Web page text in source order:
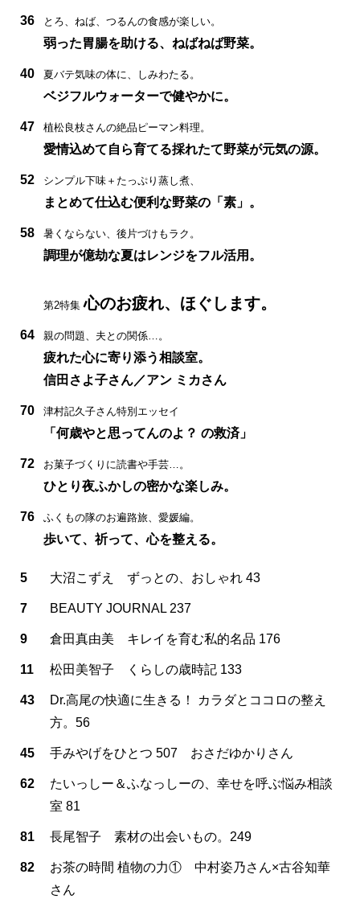
36 とろ、ねば、つるんの食感が楽しい。
弱った胃腸を助ける、ねばねば野菜。
40 夏バテ気味の体に、しみわたる。
ベジフルウォーターで健やかに。
47 植松良枝さんの絶品ピーマン料理。
愛情込めて自ら育てる採れたて野菜が元気の源。
52 シンプル下味＋たっぷり蒸し煮、
まとめて仕込む便利な野菜の「素」。
58 暑くならない、後片づけもラク。
調理が億劫な夏はレンジをフル活用。
第2特集 心のお疲れ、ほぐします。
64 親の問題、夫との関係…。
疲れた心に寄り添う相談室。
信田さよ子さん／アン ミカさん
70 津村記久子さん特別エッセイ
「何歳やと思ってんのよ？ の救済」
72 お菓子づくりに読書や手芸…。
ひとり夜ふかしの密かな楽しみ。
76 ふくもの隊のお遍路旅、愛媛編。
歩いて、祈って、心を整える。
5 大沼こずえ ずっとの、おしゃれ 43
7 BEAUTY JOURNAL 237
9 倉田真由美 キレイを育む私的名品 176
11 松田美智子 くらしの歳時記 133
43
Dr.高尾の快適に生きる！ カラダとココロの整え
方。56
45 手みやげをひとつ 507 おさだゆかりさん
62
たいっしー＆ふなっしーの、幸せを呼ぶ悩み相談
室 81
81 長尾智子 素材の出会いもの。249
82
お茶の時間 植物の力① 中村姿乃さん×古谷知華
さん